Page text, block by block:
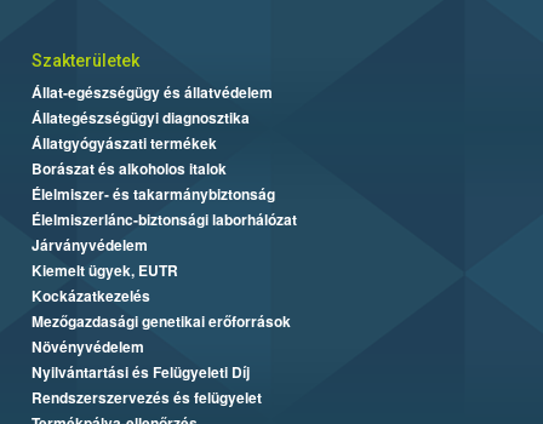
Szakterületek
Állat-egészségügy és állatvédelem
Állategészségügyi diagnosztika
Állatgyógyászati termékek
Borászat és alkoholos italok
Élelmiszer- és takarmánybiztonság
Élelmiszerlánc-biztonsági laborhálózat
Járványvédelem
Kiemelt ügyek, EUTR
Kockázatkezelés
Mezőgazdasági genetikai erőforrások
Növényvédelem
Nyilvántartási és Felügyeleti Díj
Rendszerszervezés és felügyelet